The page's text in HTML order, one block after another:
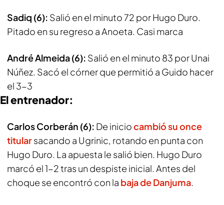
Sadiq (6): Salió en el minuto 72 por Hugo Duro.
Pitado en su regreso a Anoeta. Casi marca
André Almeida (6): Salió en el minuto 83 por Unai
Núñez. Sacó el córner que permitió a Guido hacer
el 3-3
El entrenador:
Carlos Corberán (6): De iniciocambió su once
titularsacando a Ugrinic, rotando en punta con
Hugo Duro. La apuesta le salió bien. Hugo Duro
marcó el 1-2 tras un despiste inicial. Antes del
choque se encontró con la baja de Danjuma.